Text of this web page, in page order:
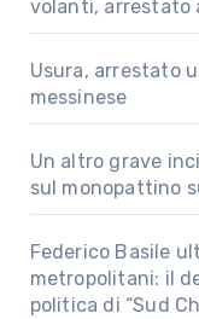
volanti, arrestato
Usura, arrestato
messinese
Un altro grave
sul monopattino
Federico Basile
metropolitani: il
politica di “Sud